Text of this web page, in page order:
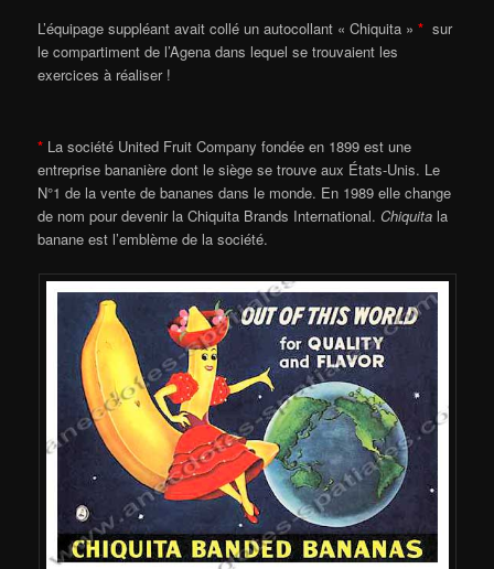
L’équipage suppléant avait collé un autocollant « Chiquita » * sur
le compartiment de l’Agena dans lequel se trouvaient les
exercices à réaliser !
* La société United Fruit Company fondée en 1899 est une
entreprise bananière dont le siège se trouve aux États-Unis. Le
N°1 de la vente de bananes dans le monde. En 1989 elle change
de nom pour devenir la Chiquita Brands International.Chiquita la
banane est l’emblème de la société.